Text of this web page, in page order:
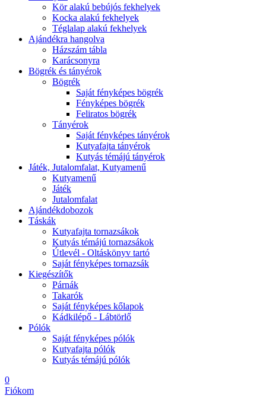
Kör alakú bebújós fekhelyek
Kocka alakú fekhelyek
Téglalap alakú fekhelyek
Ajándékra hangolva
Házszám tábla
Karácsonyra
Bögrék és tányérok
Bögrék
Saját fényképes bögrék
Fényképes bögrék
Feliratos bögrék
Tányérok
Saját fényképes tányérok
Kutyafajta tányérok
Kutyás témájú tányérok
Játék, Jutalomfalat, Kutyamenű
Kutyamenű
Játék
Jutalomfalat
Ajándékdobozok
Táskák
Kutyafajta tornazsákok
Kutyás témájú tornazsákok
Útlevél - Oltáskönyv tartó
Saját fényképes tornazsák
Kiegészítők
Párnák
Takarók
Saját fényképes kőlapok
Kádkilépő - Lábtörlő
Pólók
Saját fényképes pólók
Kutyafajta pólók
Kutyás témájú pólók
0
Fiókom